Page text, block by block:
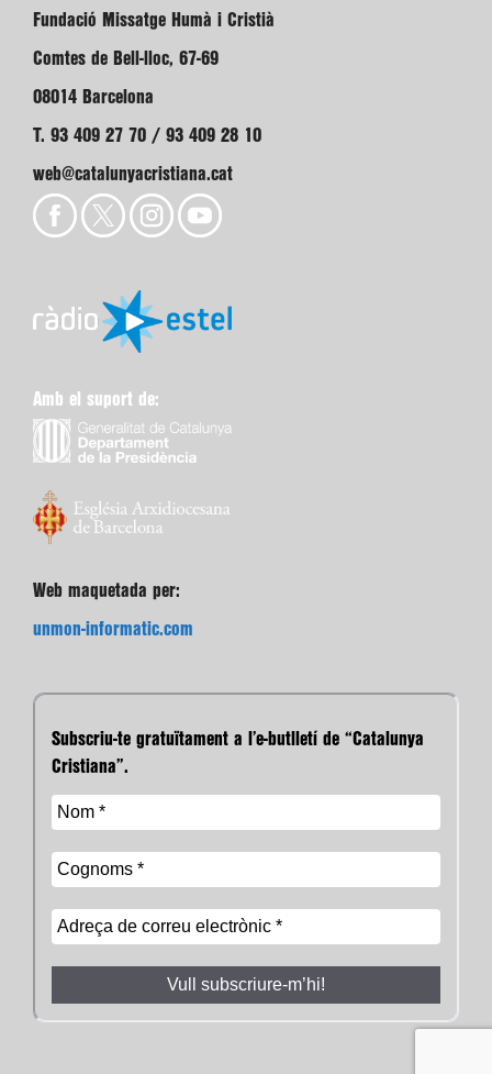
Fundació Missatge Humà i Cristià
Comtes de Bell-lloc, 67-69
08014 Barcelona
T. 93 409 27 70 / 93 409 28 10
web@catalunyacristiana.cat
Amb el suport de:
Web maquetada per:
unmon-informatic.com
Subscriu-te gratuïtament a l’e-butlletí de “Catalunya
Cristiana”.